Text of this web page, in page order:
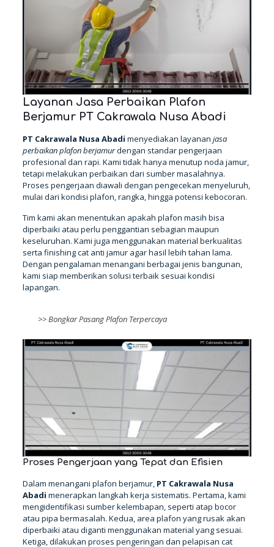
Layanan Jasa Perbaikan Plafon
Berjamur PT Cakrawala Nusa Abadi
PT Cakrawala Nusa Abadi menyediakan layanan jasa
perbaikan plafon berjamurdengan standar pengerjaan
profesional dan rapi. Kami tidak hanya menutup noda jamur,
tetapi melakukan perbaikan dari sumber masalahnya.
Proses pengerjaan diawali dengan pengecekan menyeluruh,
mulai dari kondisi plafon, rangka, hingga potensi kebocoran.
Tim kami akan menentukan apakah plafon masih bisa
diperbaiki atau perlu penggantian sebagian maupun
keseluruhan. Kami juga menggunakan material berkualitas
serta finishing cat anti jamur agar hasil lebih tahan lama.
Dengan pengalaman menangani berbagai jenis bangunan,
kami siap memberikan solusi terbaik sesuai kondisi
lapangan.
>>Bongkar Pasang Plafon Terpercaya
Proses Pengerjaan yang Tepat dan Efisien
Dalam menangani plafon berjamur, PT Cakrawala Nusa
Abadi menerapkan langkah kerja sistematis. Pertama, kami
mengidentifikasi sumber kelembapan, seperti atap bocor
atau pipa bermasalah. Kedua, area plafon yang rusak akan
diperbaiki atau diganti menggunakan material yang sesuai.
Ketiga, dilakukan proses pengeringan dan pelapisan cat